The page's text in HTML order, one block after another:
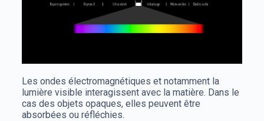
Les ondes électromagnétiques et notamment la
lumière visible interagissent avec la matière. Dans le
cas des objets opaques, elles peuvent être
absorbées ou réfléchies.